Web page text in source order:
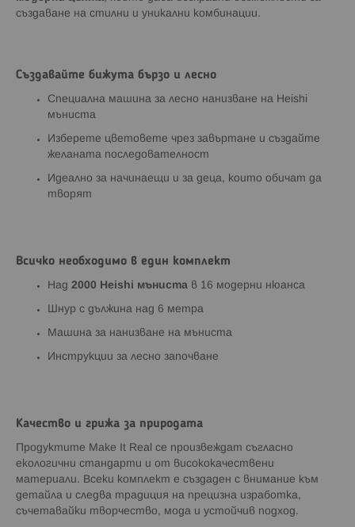
създаване на стилни и уникални комбинации.
Създавайте бижута бързо и лесно
Специална машина за лесно нанизване на Heishi
мъниста
Изберете цветовете чрез завъртане и създайте
желаната последователност
Идеално за начинаещи и за деца, които обичат да
творят
Всичко необходимо в един комплект
Над 2000 Heishi мъниста в 16 модерни нюанса
Шнур с дължина над 6 метра
Машина за нанизване на мъниста
Инструкции за лесно започване
Качество и грижа за природата
Продуктите Make It Real се произвеждат съгласно
екологични стандарти и от висококачествени
материали. Всеки комплект е създаден с внимание към
детайла и следва традиция на прецизна изработка,
съчетавайки творчество, мода и устойчив подход.